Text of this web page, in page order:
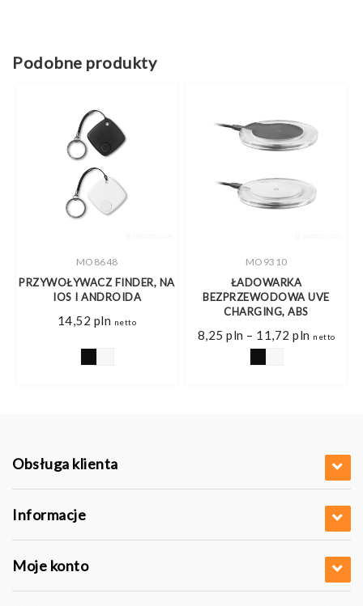
Podobne produkty
MO8648
PRZYWOŁYWACZ FINDER, NA
IOS I ANDROIDA
14,52 pln netto
MO9310
ŁADOWARKA
BEZPRZEWODOWA UVE
CHARGING, ABS
8,25 pln – 11,72 pln Zakres
netto
Obsługa klienta
Informacje
Moje konto